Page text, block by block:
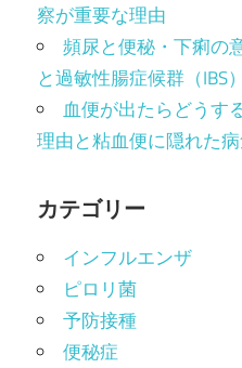
察が重要な理由
頻尿と便秘・下痢の
と過敏性腸症候群（IBS
血便が出たらどうす
理由と粘血便に隠れた
カテゴリー
インフルエンザ
ピロリ菌
予防接種
便秘症